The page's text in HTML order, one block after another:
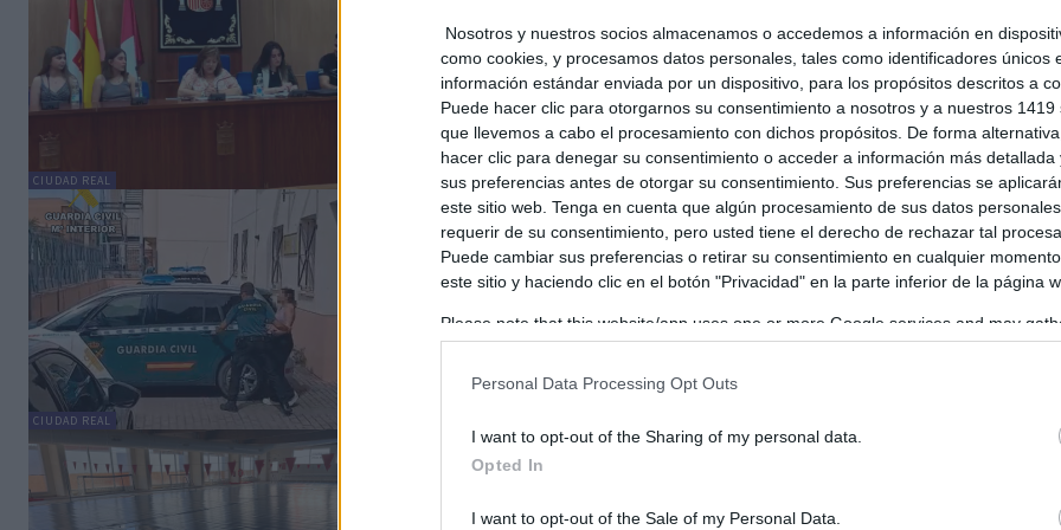
Nosotros y nuestros socios almacenamos o accedemos a información en
como cookies, y procesamos datos personales, tales como identificadores únicos
información estándar enviada por un dispositivo, para los propósitos descritos a
Puede hacer clic para otorgarnos su consentimiento a nosotros y a nuestros 1419
que llevemos a cabo el procesamiento con dichos propósitos. De forma
hacer clic para denegar su consentimiento o acceder a información más detallada
sus preferencias antes de otorgar su consentimiento. Sus preferencias se
este sitio web. Tenga en cuenta que algún procesamiento de sus datos
requerir de su consentimiento, pero usted tiene el derecho de rechazar tal
Puede cambiar sus preferencias o retirar su consentimiento en cualquier
este sitio y haciendo clic en el botón "Privacidad" en la parte inferior de la página
Please note that this website/app uses one or more Google services and may
information including but not limited to your visit or usage behaviour. You may
in below Google consent section.
Personal Data Processing Opt Outs
I want to opt-out of the Sharing of my personal data.
Opted In
I want to opt-out of the Sale of my Personal Data.
CIUDAD REAL
C. Manchegos - 06/07/2026
El Consejo Local de la Juventud de Villarrubia de los Ojos (Ciudad Real) se
constituyó recientemente y celebró su primera reunión, donde se trataron...
CIUDAD REAL
¡Cae en Villarrubia la red de las 85 cuentas
bancarias: vishing, identidades robadas y
casi 19.000 euros estafados!
En el marco de la operación “BARKEN” la Guardia Civil ha esclarecido,
Villarrubia de los Ojos, uno de los primeros
ayuntamientos de España en obtener un
beneficio económico gracias al ahorro